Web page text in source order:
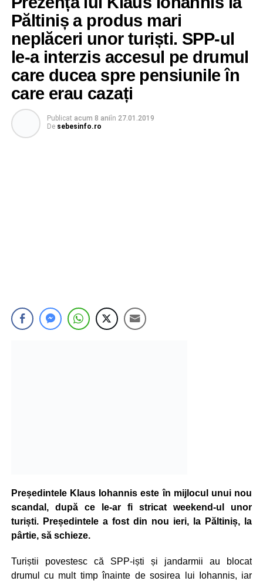
Păltiniș a produs mari
neplăceri unor turiști. SPP-ul
le-a interzis accesul pe drumul
care ducea spre pensiunile în
care erau cazați
Publicat acum 8 aniîn 27.01.2019
De sebesinfo.ro
Președintele Klaus Iohannis este în mijlocul unui nou
scandal, după ce le-ar fi stricat weekend-ul unor
turiști. Președintele a fost din nou ieri, la Păltiniș, la
pârtie, să schieze.
Turiștii povestesc că SPP-iști și jandarmii au blocat
drumul cu mult timp înainte de sosirea lui Iohannis, iar